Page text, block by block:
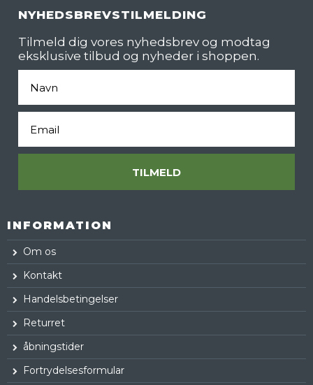
NYHEDSBREVSTILMELDING
Tilmeld dig vores nyhedsbrev og modtag
eksklusive tilbud og nyheder i shoppen.
TILMELD
INFORMATION
Om os
Kontakt
Handelsbetingelser
Returret
åbningstider
Fortrydelsesformular